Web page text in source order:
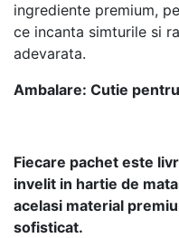
ingrediente premium,
ce incanta simturile si
adevarata.
Ambalare: Cutie
Fiecare pachet este
invelit in hartie de
acelasi material
sofisticat.